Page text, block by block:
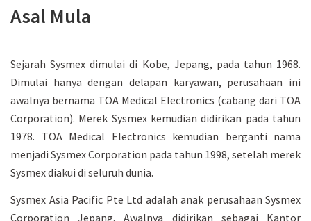
Asal Mula
Sejarah Sysmex dimulai di Kobe, Jepang, pada tahun 1968.
Dimulai hanya dengan delapan karyawan, perusahaan ini
awalnya bernama TOA Medical Electronics (cabang dari TOA
Corporation). Merek Sysmex kemudian didirikan pada tahun
1978. TOA Medical Electronics kemudian berganti nama
menjadi Sysmex Corporation pada tahun 1998, setelah merek
Sysmex diakui di seluruh dunia.
Sysmex Asia Pacific Pte Ltd adalah anak perusahaan Sysmex
Corporation Jepang. Awalnya didirikan sebagai Kantor